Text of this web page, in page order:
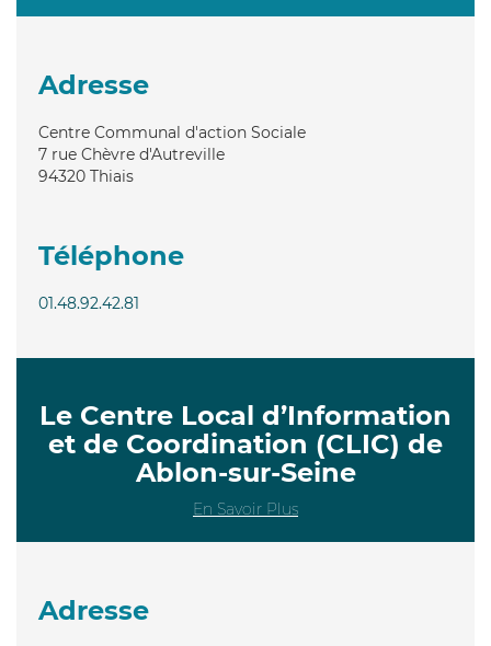
Adresse
Centre Communal d'action Sociale
7 rue Chèvre d'Autreville
94320 Thiais
Téléphone
01.48.92.42.81
Le Centre Local d’Information
et de Coordination (CLIC) de
Ablon-sur-Seine
En Savoir Plus
Adresse